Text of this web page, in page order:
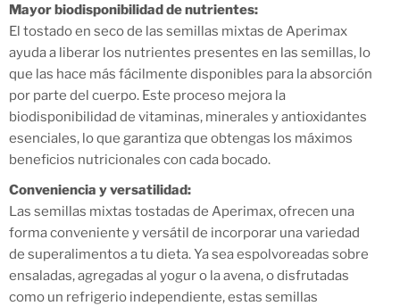
Mayor biodisponibilidad de nutrientes:
El tostado en seco de las semillas mixtas de Aperimax
ayuda a liberar los nutrientes presentes en las semillas, lo
que las hace más fácilmente disponibles para la absorción
por parte del cuerpo. Este proceso mejora la
biodisponibilidad de vitaminas, minerales y antioxidantes
esenciales, lo que garantiza que obtengas los máximos
beneficios nutricionales con cada bocado.
Conveniencia y versatilidad:
Las semillas mixtas tostadas de Aperimax, ofrecen una
forma conveniente y versátil de incorporar una variedad
de superalimentos a tu dieta. Ya sea espolvoreadas sobre
ensaladas, agregadas al yogur o la avena, o disfrutadas
como un refrigerio independiente, estas semillas